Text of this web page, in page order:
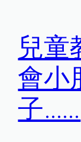
兒童
會小
子……